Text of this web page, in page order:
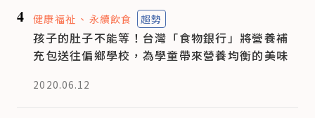
4 健康福祉 永續飲食 趨勢
孩子的肚子不能等！台灣「食物銀行」將營養補
充包送往偏鄉學校，為學童帶來營養均衡的美味
2020.06.12